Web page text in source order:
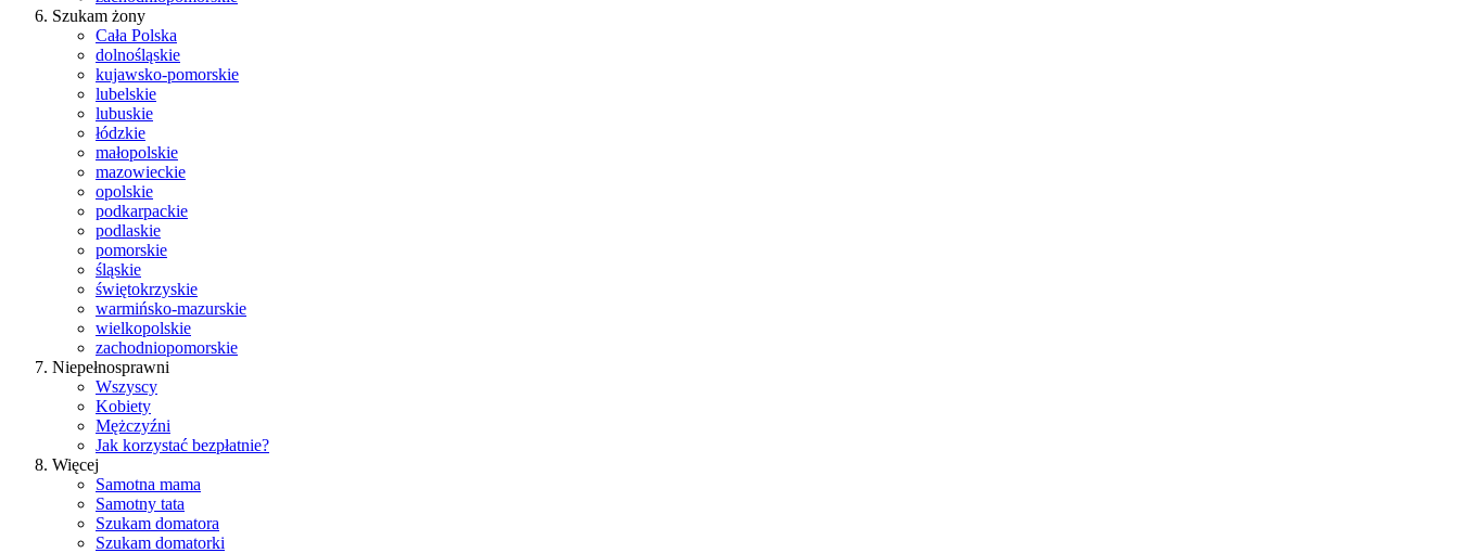
Szukam żony
Cała Polska
dolnośląskie
kujawsko-pomorskie
lubelskie
lubuskie
łódzkie
małopolskie
mazowieckie
opolskie
podkarpackie
podlaskie
pomorskie
śląskie
świętokrzyskie
warmińsko-mazurskie
wielkopolskie
zachodniopomorskie
Niepełnosprawni
Wszyscy
Kobiety
Mężczyźni
Jak korzystać bezpłatnie?
Więcej
Samotna mama
Samotny tata
Szukam domatora
Szukam domatorki